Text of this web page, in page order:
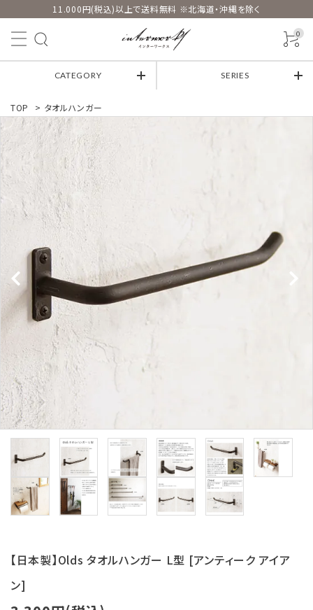
11.000円(税込)以上で送料無料 ※北海道・沖縄を除く
0
CATEGORY SERIES
TOP > タオルハンガー
【日本製】Olds タオルハンガー L型 [アンティーク アイア
ン]